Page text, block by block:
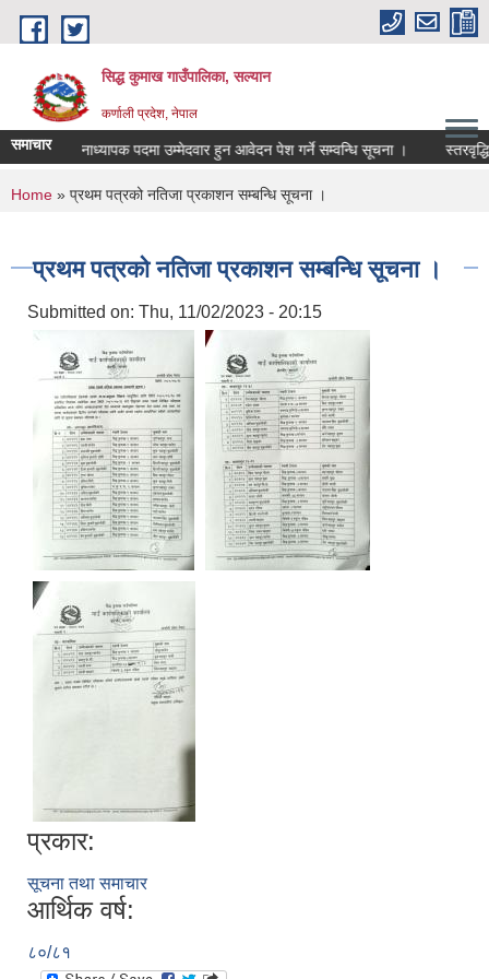
Skip to main content
सिद्ध कुमाख गाउँपालिका, सल्यान
कर्णाली प्रदेश, नेपाल
समाचारप्रधानाध्यापक पदमा उम्मेदवार हुन आवेदन पेश गर्ने सम्वन्धि सूचना ।
You are here
Home » प्रथम पत्रको नतिजा प्रकाशन सम्बन्धि सूचना ।
प्रथम पत्रको नतिजा प्रकाशन सम्बन्धि सूचना ।
Submitted on: Thu, 11/02/2023 - 20:15
प्रकार:
सूचना तथा समाचार
आर्थिक वर्ष:
८०/८१